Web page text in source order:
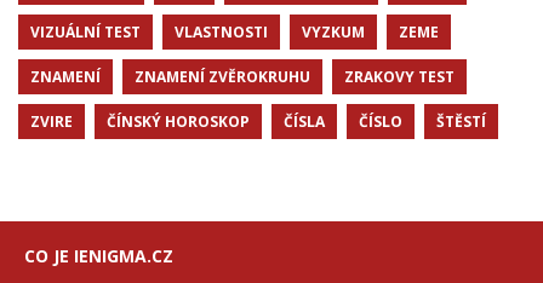
VIZUÁLNÍ TEST VLASTNOSTI VYZKUM ZEME
ZNAMENÍ ZNAMENÍ ZVĚROKRUHU ZRAKOVY TEST
ZVIRE ČÍNSKÝ HOROSKOP ČÍSLA ČÍSLO ŠTĚSTÍ
CO JE IENIGMA.CZ